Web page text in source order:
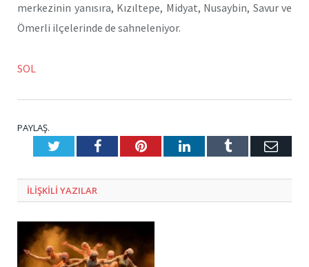
merkezinin yanısıra, Kızıltepe, Midyat, Nusaybin, Savur ve
Ömerli ilçelerinde de sahneleniyor.
SOL
PAYLAŞ.
TwitterFacebookPinterestLinkedInTumblr E-
ILIŞKILI YAZILAR